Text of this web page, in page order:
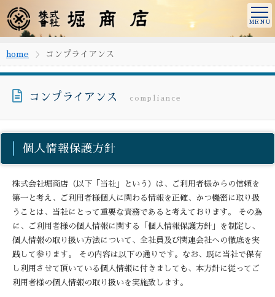
home コンプライアンス
コンプライアンス compliance
個人情報保護方針
株式会社堀商店（以下「当社」という）は、ご利用者様からの信頼を
第一と考え、ご利用者様個人に関わる情報を正確、かつ機密に取り扱
うことは、当社にとって重要な責務であると考えております。 その為
に、ご利用者様の個人情報に関する「個人情報保護方針」を制定し、
個人情報の取り扱い方法について、全社員及び関連会社への徹底を実
践して参ります。 その内容は以下の通りです。なお、既に当社で保有
し利用させて頂いている個人情報に付きましても、本方針に従ってご
利用者様の個人情報の取り扱いを実施致します。